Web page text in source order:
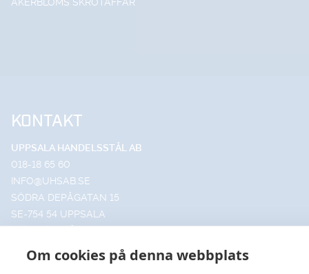
Om cookies på denna webbplats
ÅKERBLOMS SKROTAFFÄR
KONTAKT
UPPSALA HANDELSSTÅL AB
018-18 65 60
INFO@UHSAB.SE
SÖDRA DEPÅGATAN 15
SE-754 54 UPPSALA
026-495 99 00
INFO@HANDELSSTALGAVLE.SE